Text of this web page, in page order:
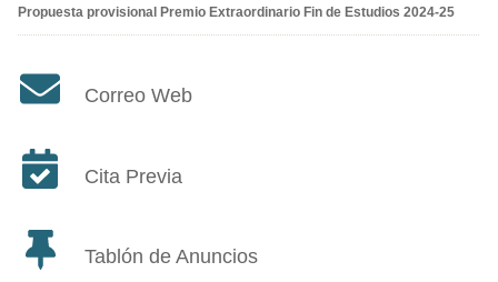
Propuesta provisional Premio Extraordinario Fin de Estudios 2024-25
Correo Web
Cita Previa
Tablón de Anuncios